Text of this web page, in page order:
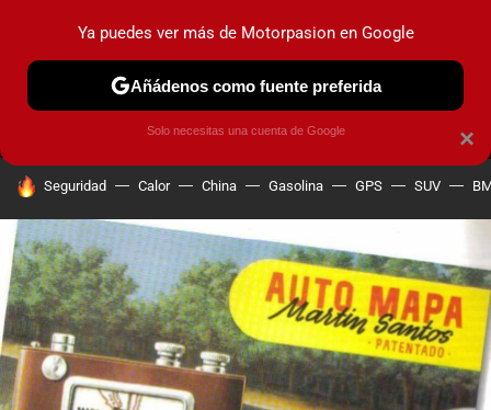
MENÚ NUEVO
COCHES ELÉCTRICOS OBSERVATORIO
HOY SE HABLA DE
Seguridad Calor China Gasolina GPS SUV
×
Ya puedes ver más de Motorpasion en Google
Añádenos como fuente preferida
Solo necesitas una cuenta de Google